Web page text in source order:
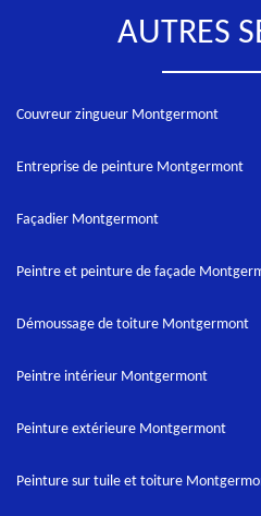
AUTRES
Couvreur zingueur Montgermont
Entreprise de peinture Montgermont
Façadier Montgermont
Peintre et peinture de façade
Démoussage de toiture Montgermont
Peintre intérieur Montgermont
Peinture extérieure Montgermont
Peinture sur tuile et toiture